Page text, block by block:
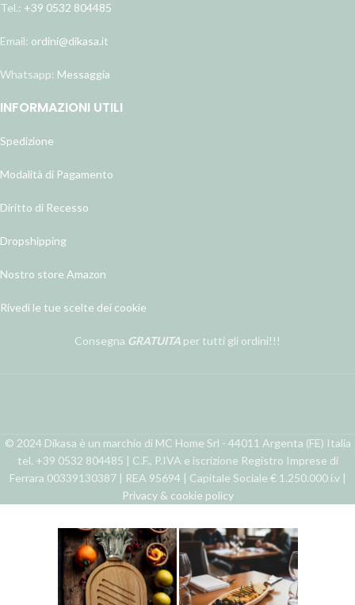
Tel.: +39 0532 804485
Email: ordini@dikasa.it
Whatsapp: Messaggia
INFORMAZIONI UTILI
Spedizione
Modalità di Pagamento
Diritto di Recesso
Dropshipping
Nostro store Amazon
Rivedi le tue scelte dei cookie
Consegna GRATUITA per tutti gli ordini!!!
© 2024 Dikasa è un marchio di MC Home Srl - 44011 Argenta (FE) Italia
tel. +39 0532 804485 | C.F., P.IVA e iscrizione Registro Imprese di
Ferrara 00339130387 | REA 95694 | Capitale Sociale € 1.250.000 i.v |
Privacy & cookie policy